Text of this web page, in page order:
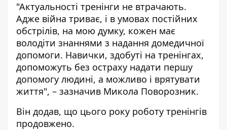
"Актуальності тренінги не втрачають.
Адже війна триває, і в умовах постійних
обстрілів, на мою думку, кожен має
володіти знаннями з надання домедичної
допомоги. Навички, здобуті на тренінгах,
допоможуть без остраху надати першу
допомогу людині, а можливо і врятувати
життя", – зазначив Микола Поворозник.
Він додав, що цього року роботу тренінгів
продовжено.